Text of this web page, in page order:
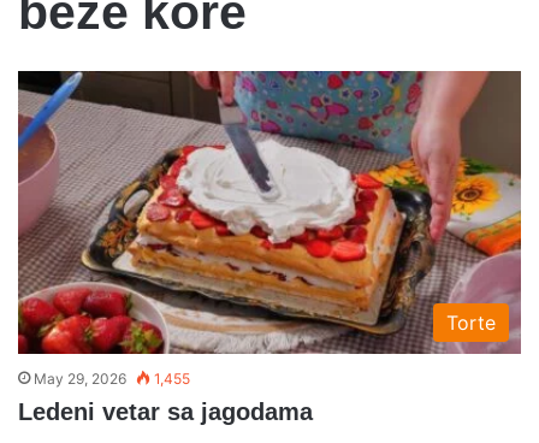
beze kore
Torte
May 29, 2026 1,455
Ledeni vetar sa jagodama